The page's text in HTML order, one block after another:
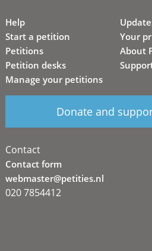
Help
Start a petition
Petitions
Petition desks
Manage your petitions
Your
About
Donate and
Contact
Contact form
webmaster@petities.nl
020 7854412